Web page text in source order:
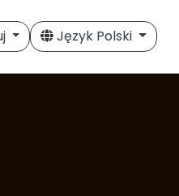
Język Polski